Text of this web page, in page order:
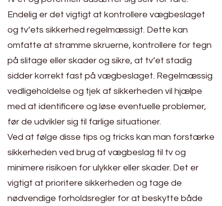
Endelig er det vigtigt at kontrollere vægbeslaget
og tv’ets sikkerhed regelmæssigt. Dette kan
omfatte at stramme skruerne, kontrollere for tegn
på slitage eller skader og sikre, at tv’et stadig
sidder korrekt fast på vægbeslaget. Regelmæssig
vedligeholdelse og tjek af sikkerheden vil hjælpe
med at identificere og løse eventuelle problemer,
før de udvikler sig til farlige situationer.
Ved at følge disse tips og tricks kan man forstærke
sikkerheden ved brug af vægbeslag til tv og
minimere risikoen for ulykker eller skader. Det er
vigtigt at prioritere sikkerheden og tage de
nødvendige forholdsregler for at beskytte både